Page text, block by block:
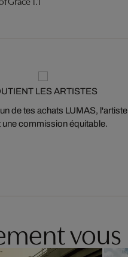
LES ARTISTES
de tes achats LUMAS, l'artiste
une commission équitable.